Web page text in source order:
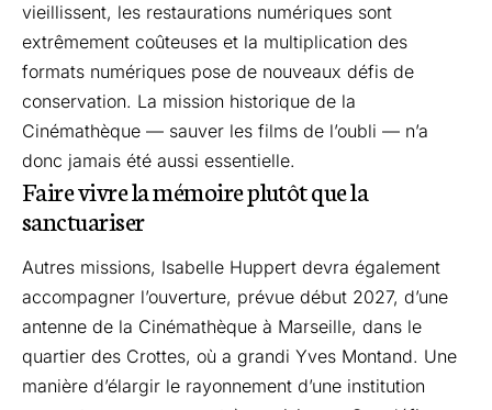
vieillissent, les restaurations numériques sont
extrêmement coûteuses et la multiplication des
formats numériques pose de nouveaux défis de
conservation. La mission historique de la
Cinémathèque — sauver les films de l’oubli — n’a
donc jamais été aussi essentielle.
Faire vivre la mémoire plutôt que la
sanctuariser
Autres missions, Isabelle Huppert devra également
accompagner l’ouverture, prévue début 2027, d’une
antenne de la Cinémathèque à Marseille, dans le
quartier des Crottes, où a grandi Yves Montand. Une
manière d’élargir le rayonnement d’une institution